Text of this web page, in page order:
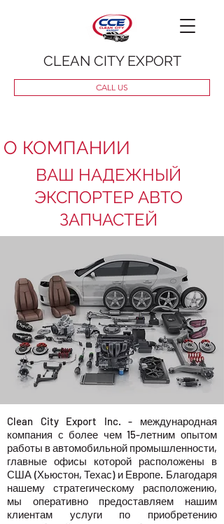
CLEAN CITY EXPORT
CALL US
О КОМПАНИИ
ВАШ НАДЕЖНЫЙ
ЭКСПОРТЕР АВТО
ЗАПЧАСТЕЙ
Clean City Export Inc. - международная
компания с более чем 15-летним опытом
работы в автомобильной промышленности,
главные офисы которой расположены в
США (Хьюстон, Техас) и Европе. Благодаря
нашему стратегическому расположению,
мы оперативно предоставляем нашим
клиентам услуги по приобретению